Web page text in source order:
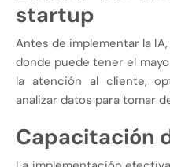
startup
Antes de implementar la
donde puede tener el
la atención al cliente,
analizar datos para tomar
Capacitación